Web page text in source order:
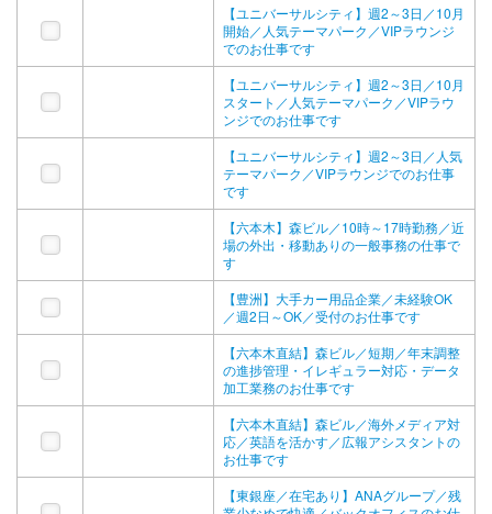
【ユニバーサルシティ】週2～3日／10月
開始／人気テーマパーク／VIPラウンジ
でのお仕事です
【ユニバーサルシティ】週2～3日／10月
スタート／人気テーマパーク／VIPラウ
ンジでのお仕事です
【ユニバーサルシティ】週2～3日／人気
テーマパーク／VIPラウンジでのお仕事
です
【六本木】森ビル／10時～17時勤務／近
場の外出・移動ありの一般事務の仕事で
す
【豊洲】大手カー用品企業／未経験OK
／週2日～OK／受付のお仕事です
【六本木直結】森ビル／短期／年末調整
の進捗管理・イレギュラー対応・データ
加工業務のお仕事です
【六本木直結】森ビル／海外メディア対
応／英語を活かす／広報アシスタントの
お仕事です
【東銀座／在宅あり】ANAグループ／残